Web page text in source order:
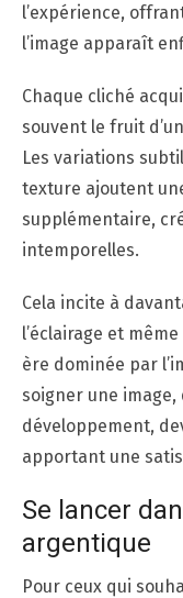
l’expérience,
l’image apparaît
Chaque cliché
souvent le fruit
Les variations
texture ajoutent
supplémentaire,
intemporelles.
Cela incite à
l’éclairage et
ère dominée par
soigner une image,
développement,
apportant une
Se lancer
argentique
Pour ceux qui